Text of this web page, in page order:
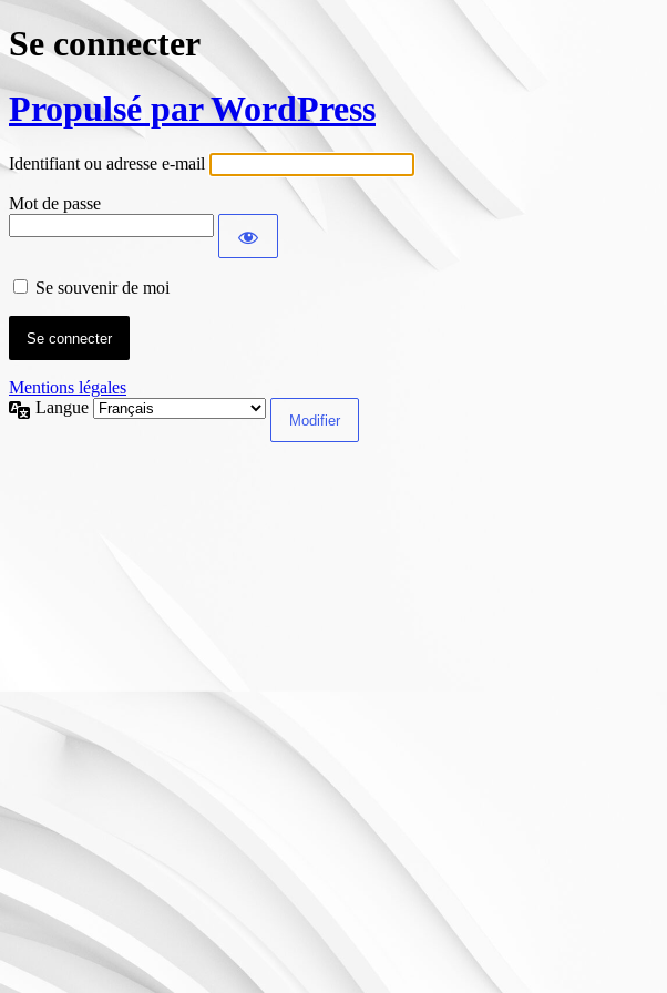
Se connecter
Propulsé par WordPress
Identifiant ou adresse e-mail
Mot de passe
Se souvenir de moi
Mentions légales
Langue